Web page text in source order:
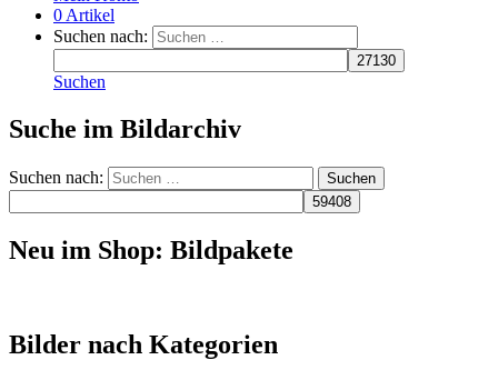
0 Artikel
Suchen nach:
Suchen
Suche im Bildarchiv
Suchen nach:
Neu im Shop: Bildpakete
Bilder nach Kategorien